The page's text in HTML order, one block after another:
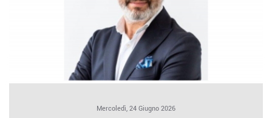
Mercoledì, 24 Giugno 2026